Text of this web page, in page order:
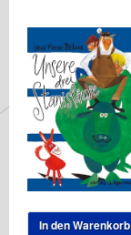
In den Warenkorb